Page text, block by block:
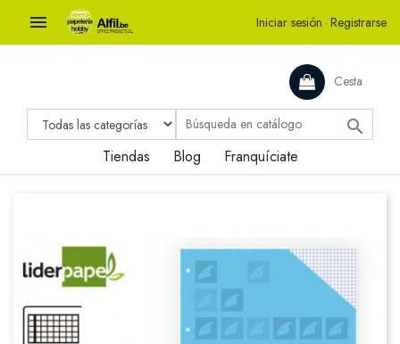
 Iniciar sesión · Registrarse
Cesta

Tiendas Blog Franquíciate